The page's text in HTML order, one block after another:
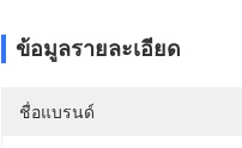
ข้อมูลรายละเอียด
ชื่อแบรนด์